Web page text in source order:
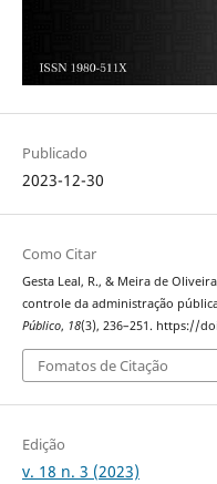
Publicado
2023-12-30
Como Citar
Gesta Leal, R., & Meira de
controle da administração
Público, 18(3), 236–251. https://
Fomatos de Citação
Edição
v. 18 n. 3 (2023)